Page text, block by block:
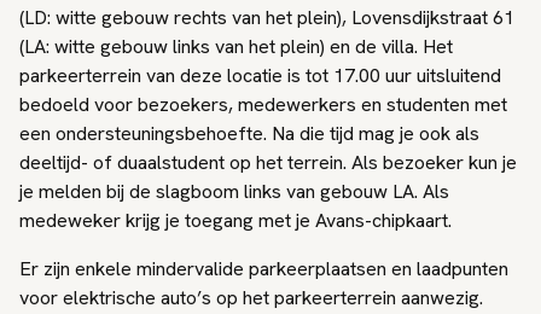
(LD: witte gebouw rechts van het plein), Lovensdijkstraat 61
(LA: witte gebouw links van het plein) en de villa. Het
parkeerterrein van deze locatie is tot 17.00 uur uitsluitend
bedoeld voor bezoekers, medewerkers en studenten met
een ondersteuningsbehoefte. Na die tijd mag je ook als
deeltijd- of duaalstudent op het terrein. Als bezoeker kun je
je melden bij de slagboom links van gebouw LA. Als
medeweker krijg je toegang met je Avans-chipkaart.
Er zijn enkele mindervalide parkeerplaatsen en laadpunten
voor elektrische auto’s op het parkeerterrein aanwezig.